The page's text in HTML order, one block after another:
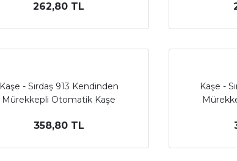
262,80 TL
Kaşe - Sırdaş 913 Kendinden
Mürekkepli Otomatik Kaşe
358,80 TL
Kaşe -